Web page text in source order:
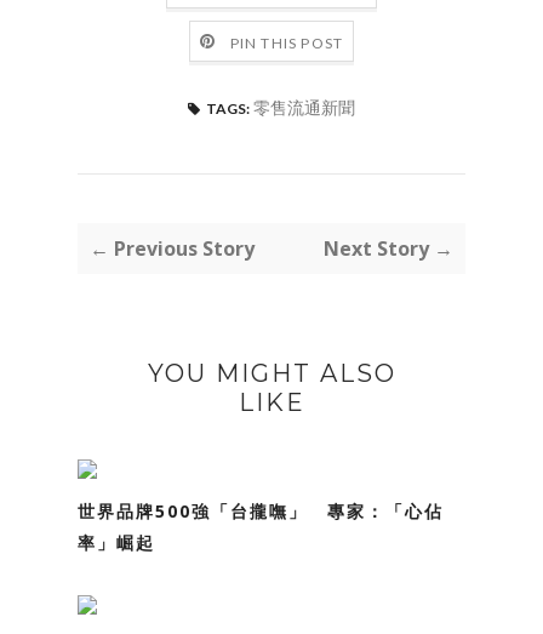
PIN THIS POST
TAGS: 零售流通新聞
← Previous Story Next Story →
YOU MIGHT ALSO
LIKE
世界品牌500強「台攏嘸」 專家：「心佔
率」崛起